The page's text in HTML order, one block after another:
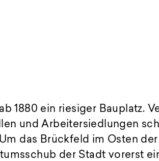
1880 ein riesiger Bauplatz.
und Arbeitersiedlungen
das Brückfeld im Osten
der Stadt vorerst